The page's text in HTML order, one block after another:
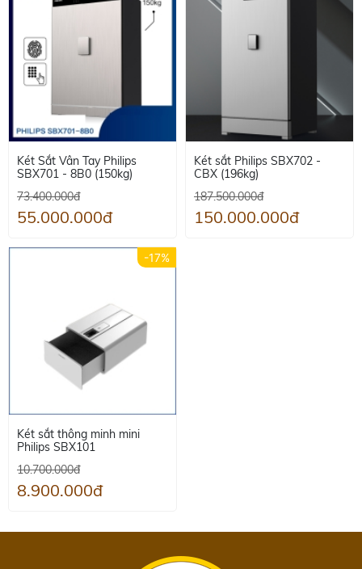
Két Sắt Vân Tay Philips
SBX701 - 8B0 (150kg)
73.400.000đ
55.000.000đ
Két sắt Philips SBX702 -
CBX (196kg)
187.500.000đ
150.000.000đ
Két sắt thông minh mini
Philips SBX101
10.700.000đ
8.900.000đ
-17%